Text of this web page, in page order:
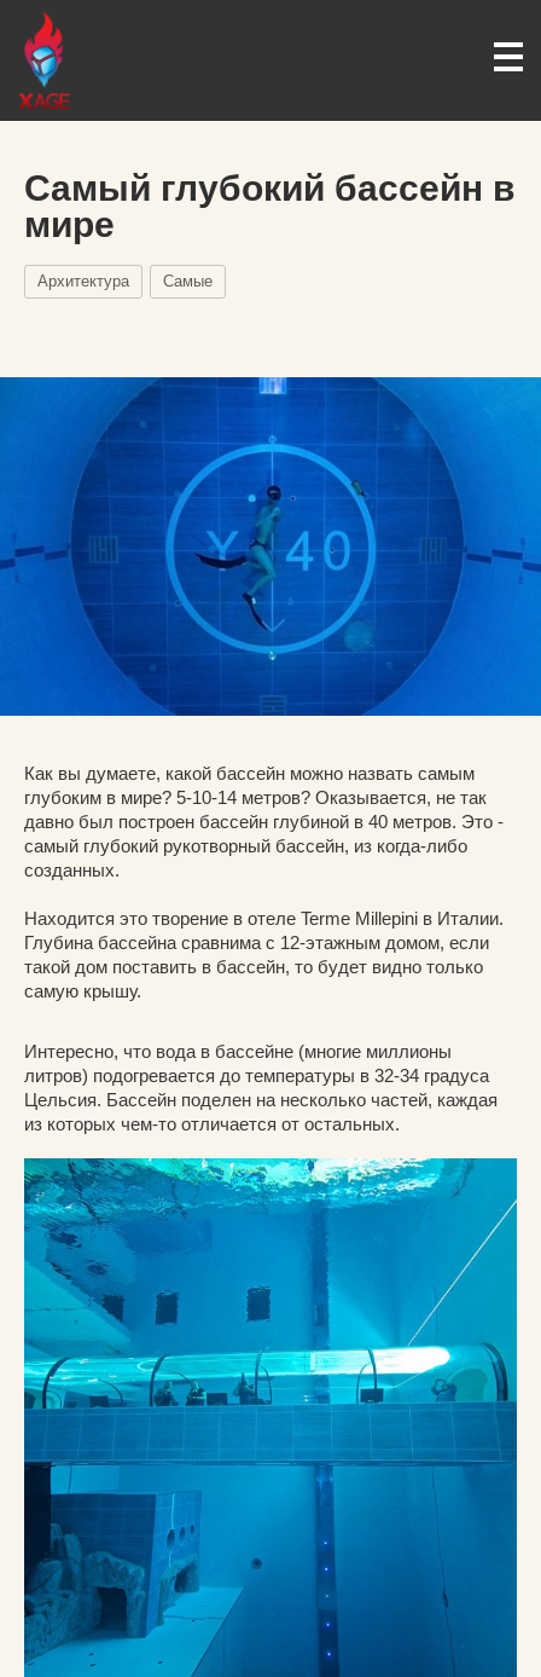
Самый глубокий бассейн в
мире
Архитектура Самые
Как вы думаете, какой бассейн можно назвать самым
глубоким в мире? 5-10-14 метров? Оказывается, не так
давно был построен бассейн глубиной в 40 метров. Это -
самый глубокий рукотворный бассейн, из когда-либо
созданных.
Находится это творение в отеле Terme Millepini в Италии.
Глубина бассейна сравнима с 12-этажным домом, если
такой дом поставить в бассейн, то будет видно только
самую крышу.
Интересно, что вода в бассейне (многие миллионы
литров) подогревается до температуры в 32-34 градуса
Цельсия. Бассейн поделен на несколько частей, каждая
из которых чем-то отличается от остальных.